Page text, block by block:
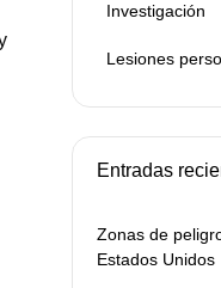
Investigación
Lesiones
Entradas
Zonas de
Estados Unidos